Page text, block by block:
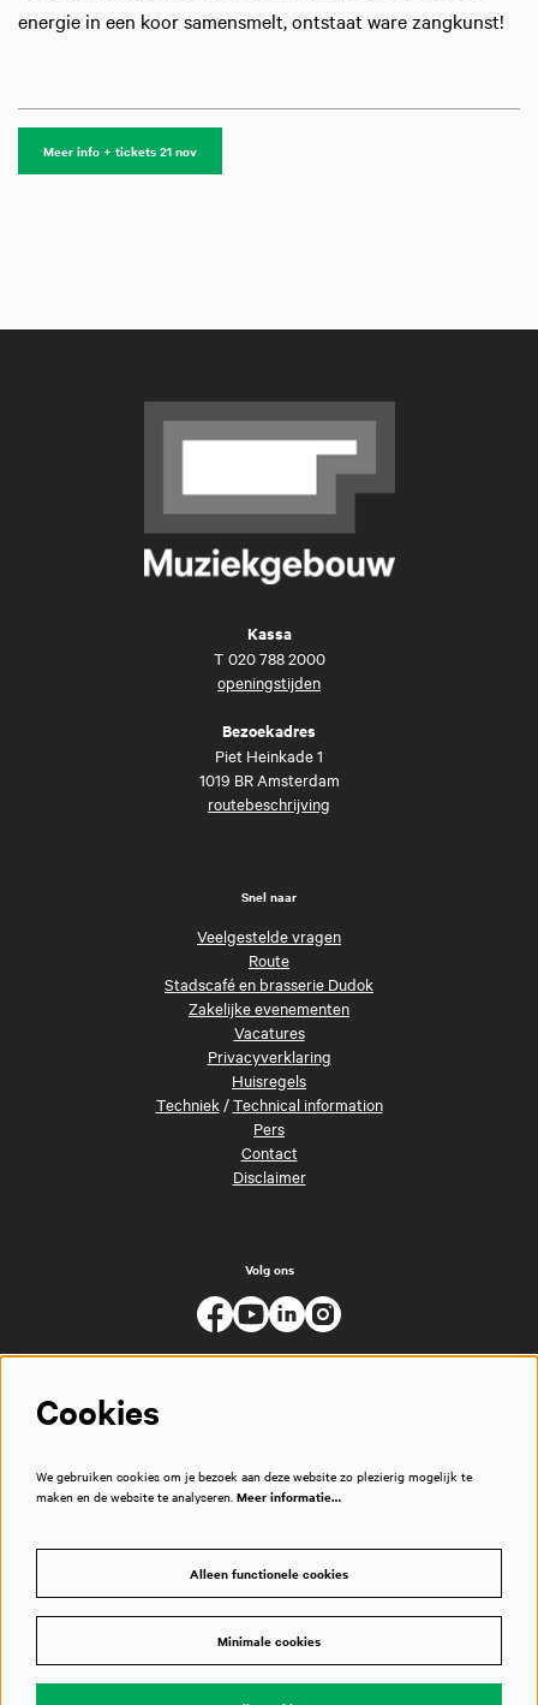
energie in een koor samensmelt, ontstaat ware zangkunst!
Meer info + tickets 21 nov
Kassa
T 020 788 2000
openingstijden
Bezoekadres
Piet Heinkade 1
1019 BR Amsterdam
routebeschrijving
Snel naar
Veelgestelde vragen
Route
Stadscafé en brasserie Dudok
Zakelijke evenementen
Vacatures
Privacyverklaring
Huisregels
Techniek/Technical information
Pers
Contact
Disclaimer
Volg ons
Cookies
We gebruiken cookies om je bezoek aan deze website zo plezierig mogelijk te
maken en de website te analyseren. Meer informatie…
Alleen functionele cookies
Minimale cookies